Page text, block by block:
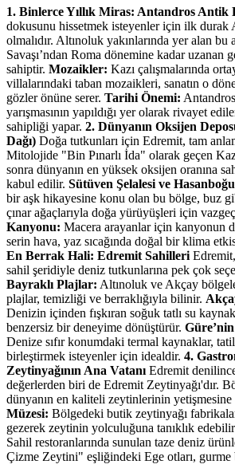
1. Binlerce Yıllık Miras: Antandros Antik
dokusunu hissetmek isteyenler için ilk
olmalıdır. Altınoluk yakınlarında yer alan bu
Savaşı’ndan Roma dönemine kadar uzanan
sahiptir. Mozaikler: Kazı çalışmalarında
villalarındaki taban mozaikleri, sanatın o
gözler önüne serer. Tarihi Önemi:
yarışmasının yapıldığı yer olarak rivayet
sahipliği yapar. 2. Dünyanın Oksijen
Dağı) Doğa tutkunları için Edremit, tam
Mitolojide "Bin Pınarlı İda" olarak geçen
sonra dünyanın en yüksek oksijen oranına
kabul edilir. Sütüven Şelalesi ve
bir aşk hikayesine konu olan bu bölge, buz
çınar ağaçlarıyla doğa yürüyüşleri için
Kanyonu: Macera arayanlar için kanyonun
serin hava, yaz sıcağında doğal bir klima
En Berrak Hali: Edremit Sahilleri
sahil şeridiyle deniz tutkunlarına pek çok
Bayraklı Plajlar: Altınoluk ve Akçay
plajlar, temizliği ve berraklığıyla bilinir.
Denizin içinden fışkıran soğuk tatlı su
benzersiz bir deneyime dönüştürür.
Denize sıfır konumdaki termal kaynaklar,
birleştirmek isteyenler için idealdir. 4.
Zeytinyağının Ana Vatanı Edremit
değerlerden biri de Edremit Zeytinyağı'dır.
dünyanın en kaliteli zeytinlerinin yetişmesine
Müzesi: Bölgedeki butik zeytinyağı
gezerek zeytinin yolculuğuna tanıklık
Sahil restoranlarında sunulan taze deniz
Çizme Zeytini" eşliğindeki Ege otları, gurme